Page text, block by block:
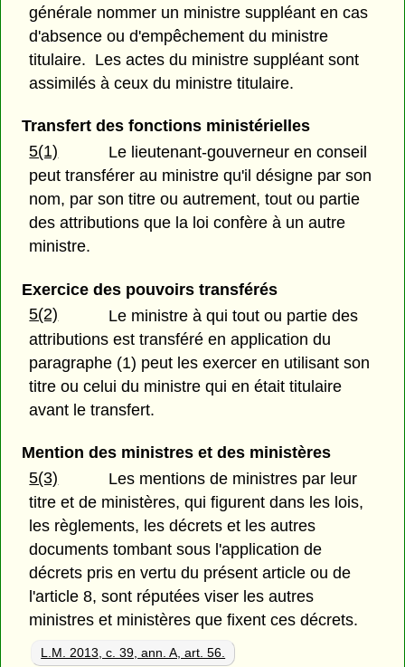
générale nommer un ministre suppléant en cas
d'absence ou d'empêchement du ministre
titulaire. Les actes du ministre suppléant sont
assimilés à ceux du ministre titulaire.
Transfert des fonctions ministérielles
5(1)
Le lieutenant-gouverneur en conseil
peut transférer au ministre qu'il désigne par son
nom, par son titre ou autrement, tout ou partie
des attributions que la loi confère à un autre
ministre.
Exercice des pouvoirs transférés
5(2)
Le ministre à qui tout ou partie des
attributions est transféré en application du
paragraphe (1) peut les exercer en utilisant son
titre ou celui du ministre qui en était titulaire
avant le transfert.
Mention des ministres et des ministères
5(3)
Les mentions de ministres par leur
titre et de ministères, qui figurent dans les lois,
les règlements, les décrets et les autres
documents tombant sous l'application de
décrets pris en vertu du présent article ou de
l'article 8, sont réputées viser les autres
ministres et ministères que fixent ces décrets.
L.M. 2013, c. 39, ann. A, art. 56.